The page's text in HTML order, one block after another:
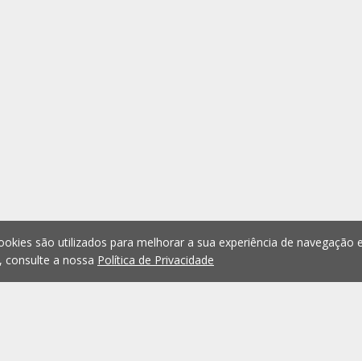
são utilizados para melhorar a sua experiência de navegação
consulte a nossa Política de Privacidade